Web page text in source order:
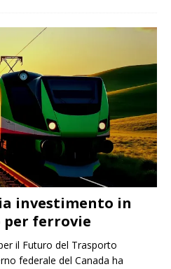
investimento in
ferrovie
il Futuro del Trasporto
federale del Canada ha